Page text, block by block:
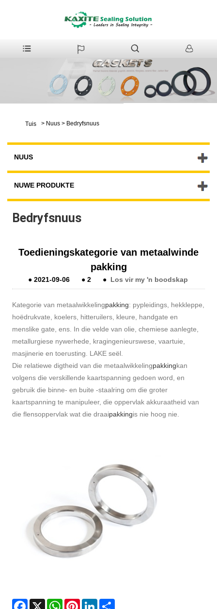
Tuis > Nuus > Bedryfsnuus
NUUS
NUWE PRODUKTE
Bedryfsnuus
Toedieningskategorie van metaalwinde
pakking
●2021-09-06 ●2 ● Los vir my 'n boodskap
Kategorie van metaalwikkelingpakking: pypleidings, hekkleppe,
hoëdrukvate, koelers, hitteruilers, kleure, handgate en
menslike gate, ens. In die velde van olie, chemiese aanlegte,
metallurgiese nywerhede, kragingenieurswese, vaartuie,
masjinerie en toerusting. LAKE seël.
Die relatiewe digtheid van die metaalwikkelingpakkingkan
volgens die verskillende kaartspanning gedoen word, en
gebruik die binne- en buite -staalring om die groter
kaartspanning te manipuleer, die oppervlak akkuraatheid van
die flensoppervlak wat die draaipakkingis nie hoog nie.
Facebook
X WhatsAppPinterestLinkedIn